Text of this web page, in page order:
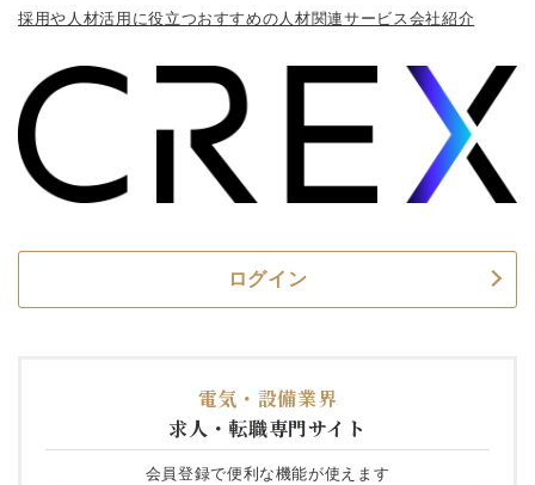
採用や人材活用に役立つおすすめの人材関連サービス会社紹介
ログイン
電気・設備業界
求人・転職専門サイト
会員登録で便利な機能が使えます